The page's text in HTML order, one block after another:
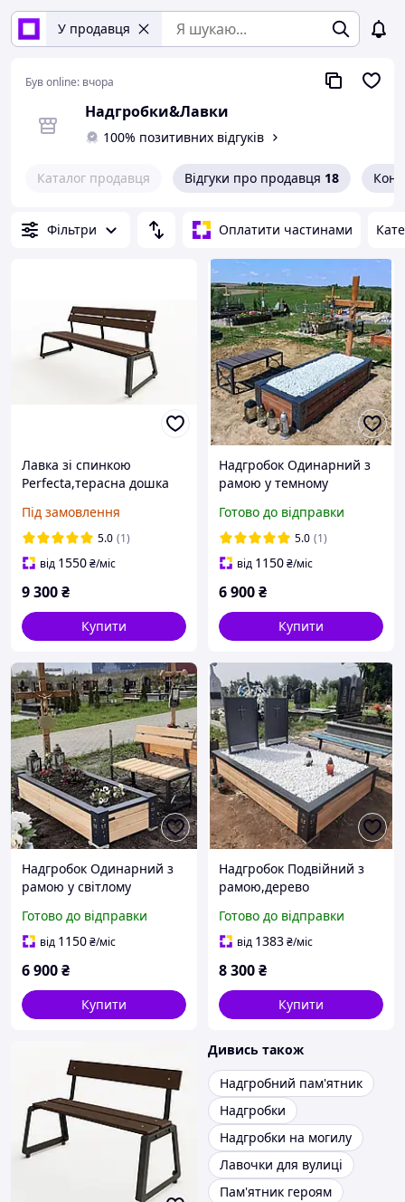
У продавця
Був online: вчора
Надгробки&Лавки
100% позитивних відгуків
Каталог продавця Відгуки про продавця 18
Фільтри Оплатити частинами
Лавка зі спинкою
Perfecta,терасна дошка
Під замовлення
5.0 (1)
від 1550₴/міс
9 300₴
Купити
Надгробок Одинарний з
рамою у темному
модрина,висота 30 см
Готово до відправки
5.0 (1)
від 1150₴/міс
6 900₴
Купити
Надгробок Одинарний з
рамою у світлому
модрина,висота 30 см
Готово до відправки
від 1150₴/міс
6 900₴
Купити
Надгробок Подвійний з
рамою,дерево
Готово до відправки
від 1383₴/міс
8 300₴
Купити
Дивись також
Надгробний пам'ятник
Надгробки
Надгробки на могилу
Лавочки для вулиці
Пам'ятник героям